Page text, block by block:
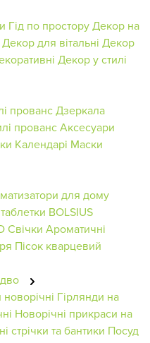
Гід по просторуДекор на
Декор для вітальні Декор
Декор у стилі
провансДзеркала
провансАксесуари
Календарі Маски
для дому
BOLSIUS
Свічки Ароматичні
Пісок кварцевий
новорічні Гірлянди на
Новорічні прикраси на
стрічки та бантики Посуд